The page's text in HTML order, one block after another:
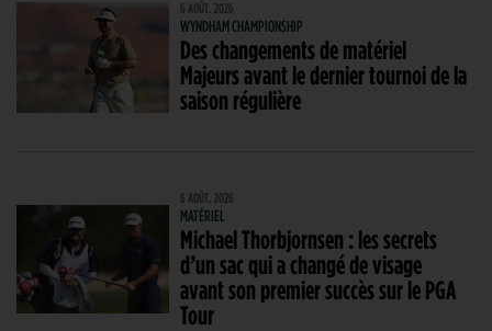
6 AOÛT. 2026
WYNDHAM CHAMPIONSHIP
Des changements de matériel
Majeurs avant le dernier tournoi de la
saison régulière
6 AOÛT. 2026
MATÉRIEL
Michael Thorbjornsen : les secrets
d’un sac qui a changé de visage
avant son premier succès sur le PGA
Tour